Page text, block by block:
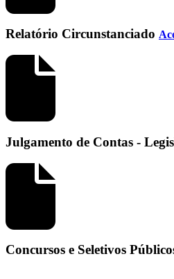
Relatório Circunstanciado
Julgamento de Contas -
Concursos e Seletivos